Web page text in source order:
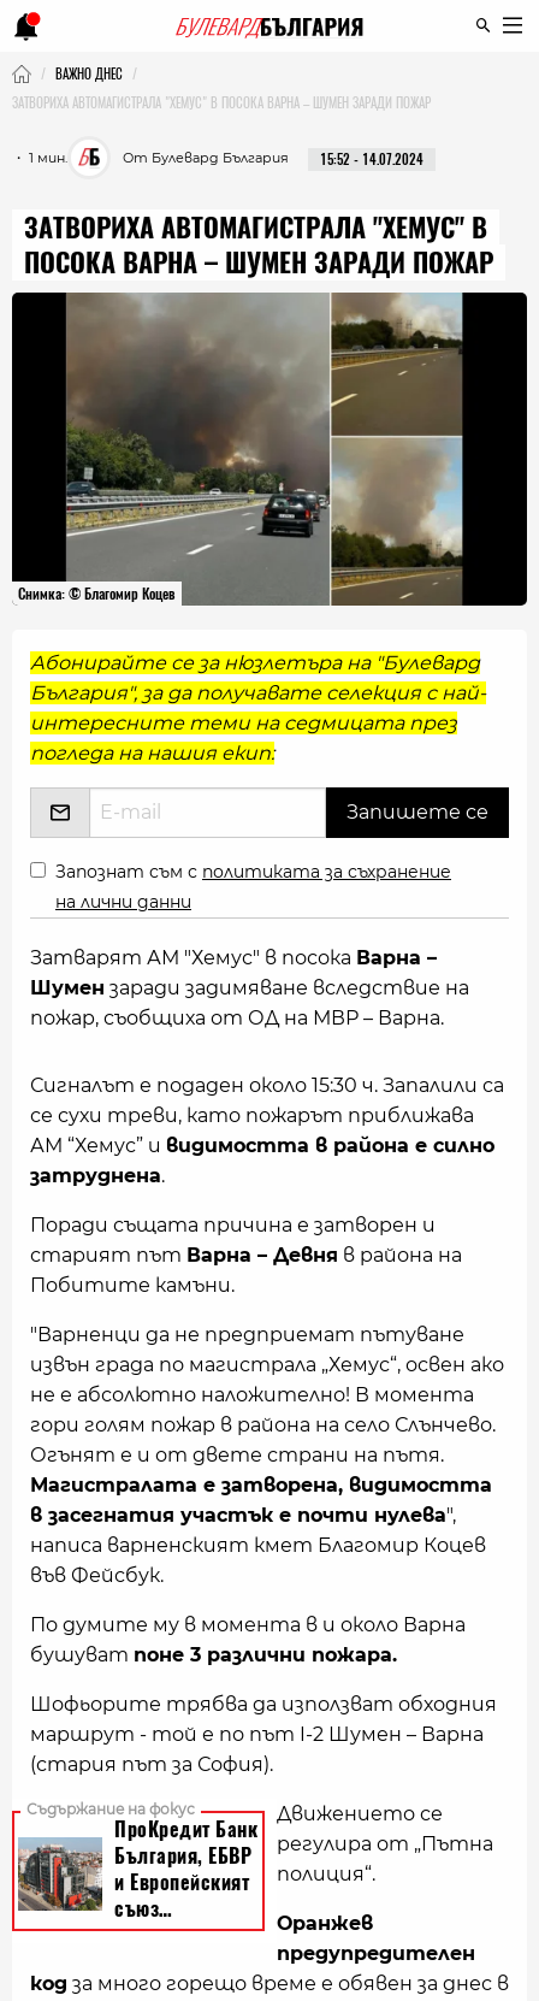
ВАЖНО ДНЕС
ЗАТВОРИХА АВТОМАГИСТРАЛА "ХЕМУС" В ПОСОКА ВАРНА – ШУМЕН ЗАРАДИ ПОЖАР
・ 1 мин. От Булевард България 15:52 - 14.07.2024
ЗАТВОРИХА АВТОМАГИСТРАЛА "ХЕМУС" В
ПОСОКА ВАРНА – ШУМЕН ЗАРАДИ ПОЖАР
Снимка: © Благомир Коцев
Абонирайте се за нюзлетъра на "Булевард
България", за да получавате селекция с най-
интересните теми на седмицата през
погледа на нашия екип:
Запознат съм с политиката за съхранение
на лични данни
Затварят АМ "Хемус" в посока Варна –
Шумен заради задимяване вследствие на
пожар, съобщиха от ОД на МВР – Варна.
Сигналът е подаден около 15:30 ч. Запалили са
се сухи треви, като пожарът приближава
АМ “Хемус” и видимостта в района е силно
затруднена.
Поради същата причина е затворен и
старият път Варна – Девня в района на
Побитите камъни.
"Варненци да не предприемат пътуване
извън града по магистрала „Хемус“, освен ако
не е абсолютно наложително! В момента
гори голям пожар в района на село Слънчево.
Огънят е и от двете страни на пътя.
Магистралата е затворена, видимостта
в засегнатия участък е почти нулева",
написа варненският кмет Благомир Коцев
във Фейсбук.
По думите му в момента в и около Варна
бушуват поне 3 различни пожара.
Шофьорите трябва да използват обходния
маршрут - той е по път I-2 Шумен – Варна
(стария път за София).
Движението се
регулира от „Пътна
полиция“.
Оранжев
предупредителен
код за много горещо време е обявен за днес в